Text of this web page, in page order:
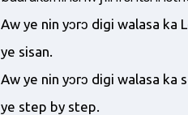
Aw ye nin yɔrɔ digi walasa ka
ye sisan.
Aw ye nin yɔrɔ digi walasa ka
ye step by step.